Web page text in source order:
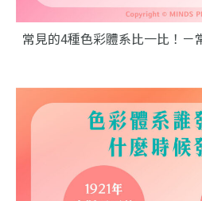
常見的4種色彩體系比一比！－